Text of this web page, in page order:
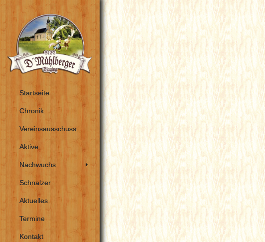
Startseite
Chronik
Vereinsausschuss
Aktive
Nachwuchs
Schnalzer
Aktuelles
Termine
Kontakt